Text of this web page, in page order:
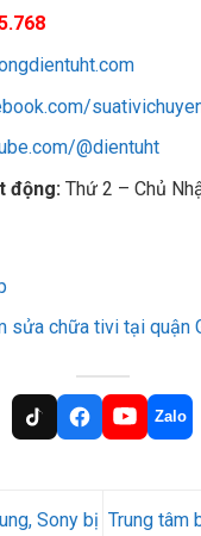
@dientuht
động: Thứ 2 – Chủ
sửa chữa tivi tại quận
Zalo
Sony bị Trung tâm